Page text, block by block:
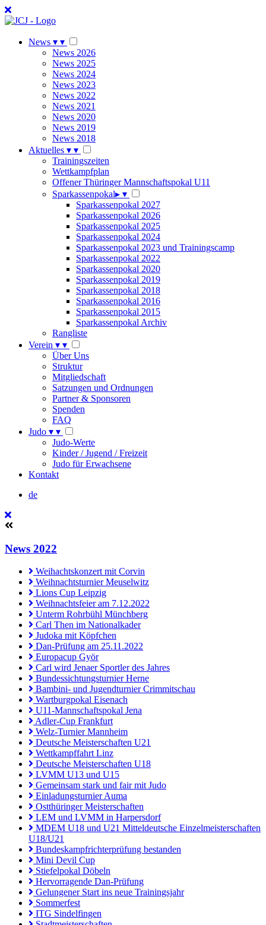
News ▾ ▾
News 2026
News 2025
News 2024
News 2023
News 2022
News 2021
News 2020
News 2019
News 2018
Aktuelles ▾ ▾
Trainingszeiten
Wettkampfplan
Offener Thüringer Mannschaftspokal U11
Sparkassenpokal▸ ▾
Sparkassenpokal 2027
Sparkassenpokal 2026
Sparkassenpokal 2025
Sparkassenpokal 2024
Sparkassenpokal 2023 und Trainingscamp
Sparkassenpokal 2022
Sparkassenpokal 2020
Sparkassenpokal 2019
Sparkassenpokal 2018
Sparkassenpokal 2016
Sparkassenpokal 2015
Sparkassenpokal Archiv
Rangliste
Verein ▾ ▾
Über Uns
Struktur
Mitgliedschaft
Satzungen und Ordnungen
Partner & Sponsoren
Spenden
FAQ
Judo ▾ ▾
Judo-Werte
Kinder / Jugend / Freizeit
Judo für Erwachsene
Kontakt
de
News 2022
Weihachtskonzert mit Corvin
Weihnachtsturnier Meuselwitz
Lions Cup Leipzig
Weihnachtsfeier am 7.12.2022
Unterm Rohrbühl Münchberg
Carl Then im Nationalkader
Judoka mit Köpfchen
Dan-Prüfung am 25.11.2022
Europacup Györ
Carl wird Jenaer Sportler des Jahres
Bundessichtungsturnier Herne
Bambini- und Jugendturnier Crimmitschau
Wartburgpokal Eisenach
U11-Mannschaftspokal Jena
Adler-Cup Frankfurt
Welz-Turnier Mannheim
Deutsche Meisterschaften U21
Wettkampffahrt Linz
Deutsche Meisterschaften U18
LVMM U13 und U15
Gemeinsam stark und fair mit Judo
Einladungsturnier Auma
Ostthüringer Meisterschaften
LEM und LVMM in Harpersdorf
MDEM U18 und U21 Mitteldeutsche Einzelmeisterschaften
U18/U21
Bundeskampfrichterprüfung bestanden
Mini Devil Cup
Stiefelpokal Döbeln
Hervorragende Dan-Prüfung
Gelungener Start ins neue Trainingsjahr
Sommerfest
ITG Sindelfingen